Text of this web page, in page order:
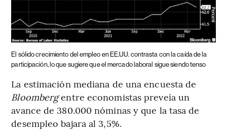
El sólido crecimiento del empleo en EE.UU. contrasta con la caída de la
participación, lo que sugiere que el mercado laboral sigue siendo tenso
La estimación mediana de una encuesta de
Bloombergentre economistas preveía un
avance de 380.000 nóminas y que la tasa de
desempleo bajara al 3,5%.